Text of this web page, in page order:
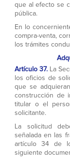
que al efecto se
pública.
En lo
compra-venta,
los trámites
Artículo 37. La
los oficios de
que se
construcción de
titular o el
solicitante.
La solicitud
señalada en las
artículo 34 de
siguiente